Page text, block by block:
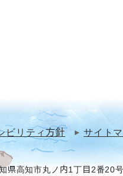
ビリティ方針 サイト
県高知市丸ノ内1丁目2番20号